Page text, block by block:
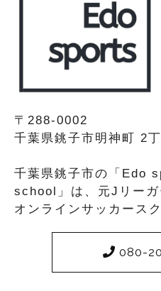
〒288-0002
千葉県銚子市明神町 2
千葉県銚子市の「Edo
school」は、元Jリーガ
オンラインサッカース
080-